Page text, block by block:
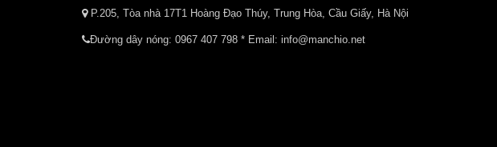
P.205, Tòa nhà 17T1 Hoàng Đạo Thúy, Trung Hòa, Cầu Giấy, Hà Nội
Đường dây nóng: 0967 407 798 * Email: info@manchio.net